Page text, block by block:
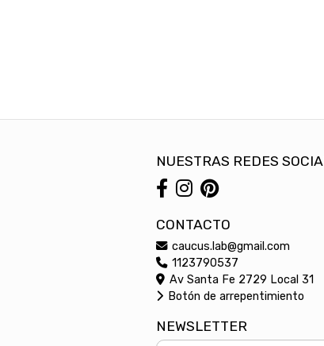
NUESTRAS REDES
CONTACTO
caucus.lab@gmail.com
1123790537
Av Santa Fe 2729 Local 31
Botón de arrepentimiento
NEWSLETTER